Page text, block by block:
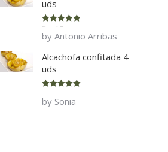
uds
Rated 5
of 5
by Antonio Arribas
Alcachofa confitada 4
uds
Rated 5
of 5
by Sonia